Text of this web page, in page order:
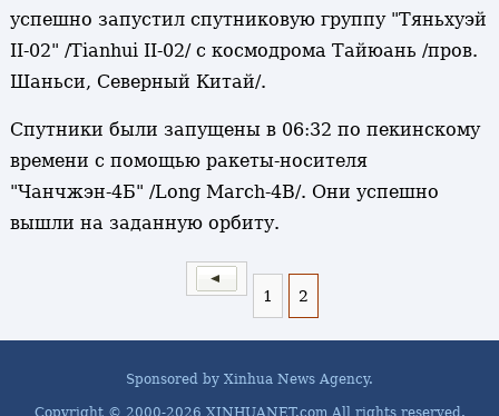
успешно запустил спутниковую группу "Тяньхуэй
II-02" /Tianhui II-02/ с космодрома Тайюань /пров.
Шаньси, Северный Китай/.
Спутники были запущены в 06:32 по пекинскому
времени с помощью ракеты-носителя
"Чанчжэн-4Б" /Long March-4B/. Они успешно
вышли на заданную орбиту.
1 2
Sponsored by Xinhua News Agency.
Copyright © 2000-2026 XINHUANET.com All rights reserved.